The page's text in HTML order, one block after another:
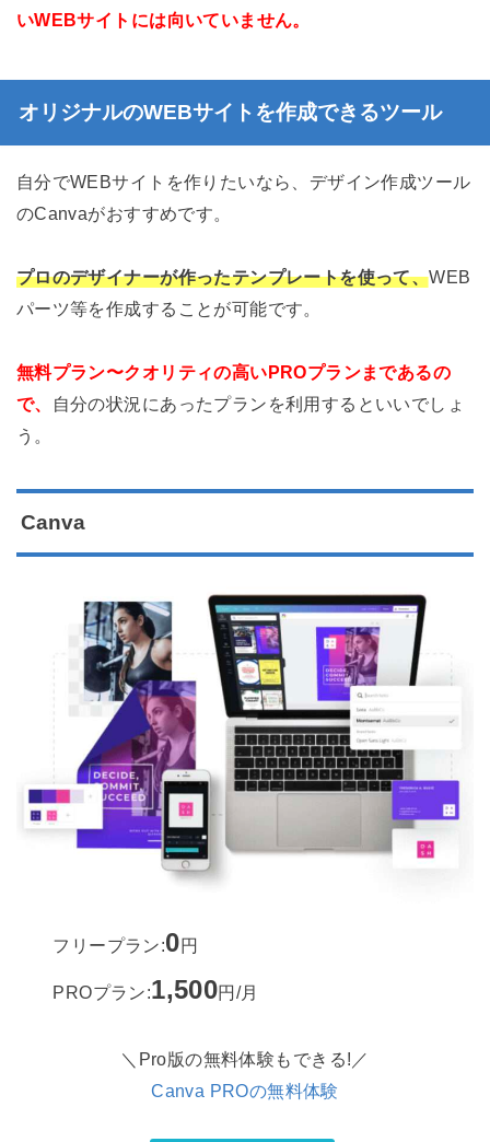
いWEBサイトには向いていません。
オリジナルのWEBサイトを作成できるツール
自分でWEBサイトを作りたいなら、デザイン作成ツール
のCanvaがおすすめです。
プロのデザイナーが作ったテンプレートを使って、WEB
パーツ等を作成することが可能です。
無料プラン〜クオリティの高いPROプランまであるの
で、
自分の状況にあったプランを利用するといいでしょ
う。
Canva
フリープラン:0円
PROプラン:1,500円/月
＼Pro版の無料体験もできる!／
Canva PROの無料体験